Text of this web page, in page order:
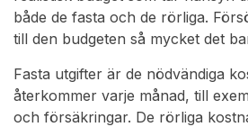
både de fasta och de rörliga.
till den budgeten så mycket det
Fasta utgifter är de nödvändiga
återkommer varje månad, till
och försäkringar. De rörliga